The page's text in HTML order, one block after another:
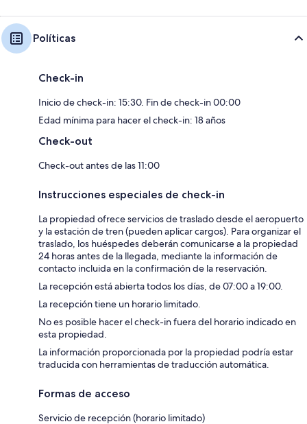
Políticas
Check-in
Inicio de check-in: 15:30. Fin de check-in 00:00
Edad mínima para hacer el check-in: 18 años
Check-out
Check-out antes de las 11:00
Instrucciones especiales de check-in
La propiedad ofrece servicios de traslado desde el aeropuerto
y la estación de tren (pueden aplicar cargos). Para organizar el
traslado, los huéspedes deberán comunicarse a la propiedad
24 horas antes de la llegada, mediante la información de
contacto incluida en la confirmación de la reservación.
La recepción está abierta todos los días, de 07:00 a 19:00.
La recepción tiene un horario limitado.
No es posible hacer el check-in fuera del horario indicado en
esta propiedad.
La información proporcionada por la propiedad podría estar
traducida con herramientas de traducción automática.
Formas de acceso
Servicio de recepción (horario limitado)